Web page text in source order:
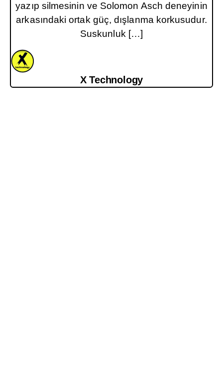
yazıp silmesinin ve Solomon Asch deneyinin
arkasındaki ortak güç, dışlanma korkusudur.
Suskunluk […]
X Technology